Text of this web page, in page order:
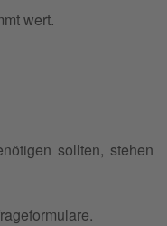
wert.
sollten, stehen